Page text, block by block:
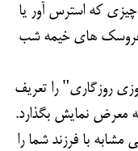
که استرس آور یا
عروسک های خیمه شب
روزگاری" را تعریف
معرض نمایش بگذارد.
با فرزند شما را